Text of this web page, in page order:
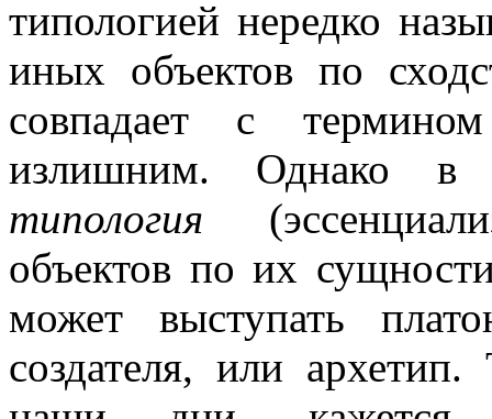
типологией нередко
иных объектов по
совпадает с
излишним. Однако в
типология
объектов по их
может выступать
создателя, или